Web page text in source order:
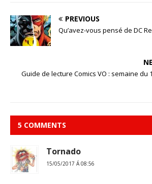
PREVIOUS
Qu’avez-vous pensé de DC
Guide de lecture Comics VO : semaine du
5 COMMENTS
Tornado
15/05/2017 Á 08:56